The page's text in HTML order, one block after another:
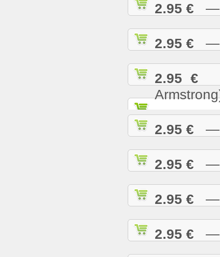
2.95 € —
2.95 € —
2.95 €
2.95 € —
2.95 € —
2.95 € —
2.95 € —